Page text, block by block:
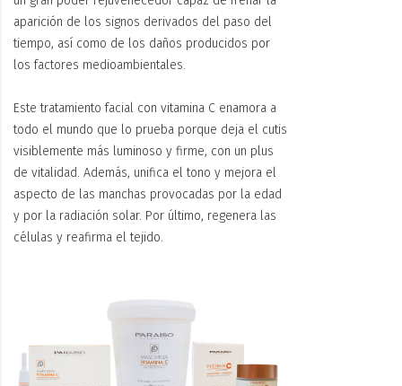
aparición de los signos derivados del paso del
tiempo, así como de los daños producidos por
los factores medioambientales.
Este tratamiento facial con vitamina C enamora a
todo el mundo que lo prueba porque deja el cutis
visiblemente más luminoso y firme, con un plus
de vitalidad. Además, unifica el tono y mejora el
aspecto de las manchas provocadas por la edad
y por la radiación solar. Por último, regenera las
células y reafirma el tejido.